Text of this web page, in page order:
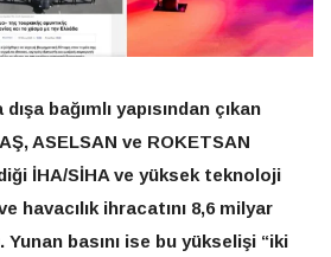
dışa bağımlı yapısından çıkan
ASELSAN ve ROKETSAN
İHA/SİHA ve yüksek teknoloji
havacılık ihracatını 8,6 milyar
Yunan basını ise bu yükselişi “iki